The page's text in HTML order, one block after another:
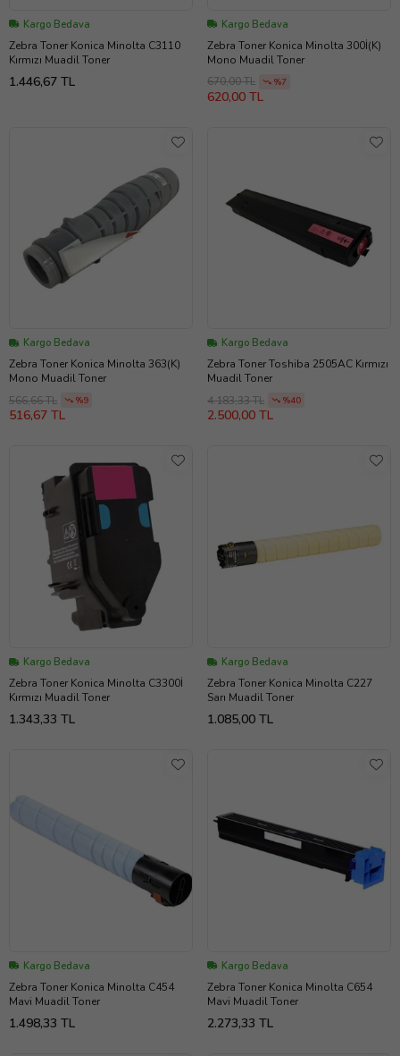
Kargo Bedava
Zebra Toner Konica Minolta C3110
Kırmızı Muadil Toner
1.446,67 TL
Kargo Bedava
Zebra Toner Konica Minolta 300İ(K)
Mono Muadil Toner
670,00 TL
%7
620,00 TL
Kargo Bedava
Zebra Toner Konica Minolta 363(K)
Mono Muadil Toner
566,66 TL
%9
516,67 TL
Kargo Bedava
Zebra Toner Toshiba 2505AC Kırmızı
Muadil Toner
4.183,33 TL
%40
2.500,00 TL
Kargo Bedava
Zebra Toner Konica Minolta C3300İ
Kırmızı Muadil Toner
1.343,33 TL
Kargo Bedava
Zebra Toner Konica Minolta C227
Sarı Muadil Toner
1.085,00 TL
Kargo Bedava
Zebra Toner Konica Minolta C454
Mavi Muadil Toner
1.498,33 TL
Kargo Bedava
Zebra Toner Konica Minolta C654
Mavi Muadil Toner
2.273,33 TL